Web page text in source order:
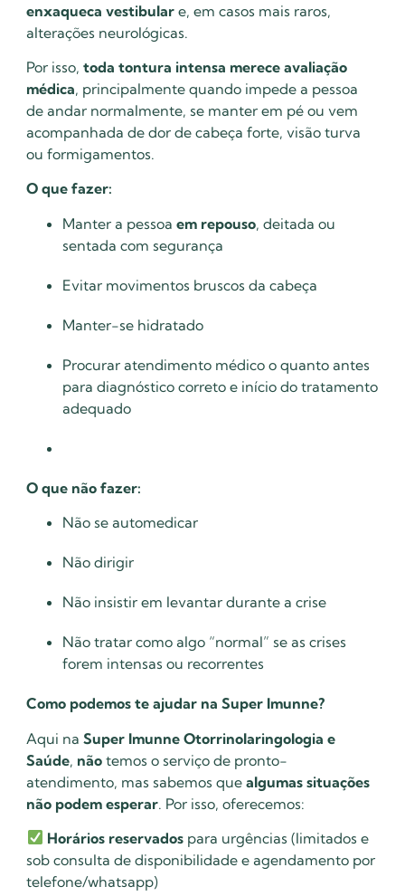
enxaqueca vestibular e, em casos mais raros,
alterações neurológicas.
Por isso,toda tontura intensa merece avaliação
médica, principalmente quando impede a pessoa
de andar normalmente, se manter em pé ou vem
acompanhada de dor de cabeça forte, visão turva
ou formigamentos.
O que fazer:
Manter a pessoaem repouso, deitada ou
sentada com segurança
Evitar movimentos bruscos da cabeça
Manter-se hidratado
Procurar atendimento médico o quanto antes
para diagnóstico correto e início do tratamento
adequado
O que não fazer:
Não se automedicar
Não dirigir
Não insistir em levantar durante a crise
Não tratar como algo “normal” se as crises
forem intensas ou recorrentes
Como podemos te ajudar na Super Imunne?
Aqui naSuper Imunne Otorrinolaringologia e
Saúde, não temos o serviço de pronto-
atendimento, mas sabemos quealgumas situações
não podem esperar. Por isso, oferecemos:
Horários reservadospara urgências (limitados e
sob consulta de disponibilidade e agendamento por
telefone/whatsapp)